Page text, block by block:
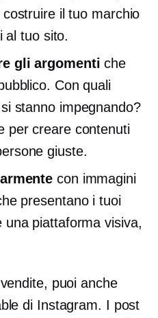
il tuo marchio
al tuo sito.
gli argomenti che
Con quali
stanno impegnando?
per creare contenuti
giuste.
con immagini
presentano i tuoi
piattaforma visiva,
puoi anche
di Instagram. I post